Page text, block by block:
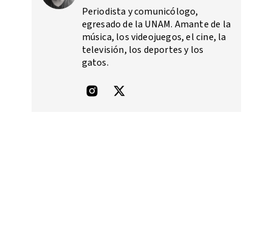
Periodista y comunicólogo,
egresado de la UNAM. Amante de la
música, los videojuegos, el cine, la
televisión, los deportes y los
gatos.